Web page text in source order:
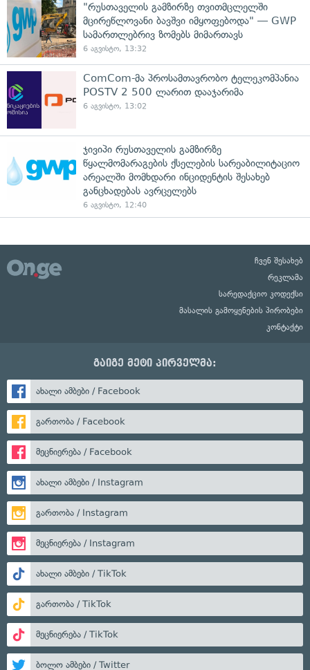
"რუსთაველის გამზირზე თვითმცლელში
მცირეწლოვანი ბავშვი იმყოფებოდა" — GWP
სამართლებრივ ზომებს მიმართავს
6 აგვისტო, 13:32
ComCom-მა პროსამთავრობო ტელეკომპანია
POSTV 2 500 ლარით დააჯარიმა
6 აგვისტო, 13:02
ჯივიპი რუსთაველის გამზირზე
წყალმომარაგების ქსელების სარეაბილიტაციო
არეალში მომხდარი ინციდენტის შესახებ
განცხადებას ავრცელებს
6 აგვისტო, 12:40
ჩვენ შესახებ
რეკლამა
სარედაქციო კოდექსი
მასალის გამოყენების პირობები
კონტაქტი
გაიგე მეტი პირველმა:
ახალი ამბები / Facebook
გართობა / Facebook
მეცნიერება / Facebook
ახალი ამბები / Instagram
გართობა / Instagram
მეცნიერება / Instagram
ახალი ამბები / TikTok
გართობა / TikTok
მეცნიერება / TikTok
ბოლო ამბები / Twitter